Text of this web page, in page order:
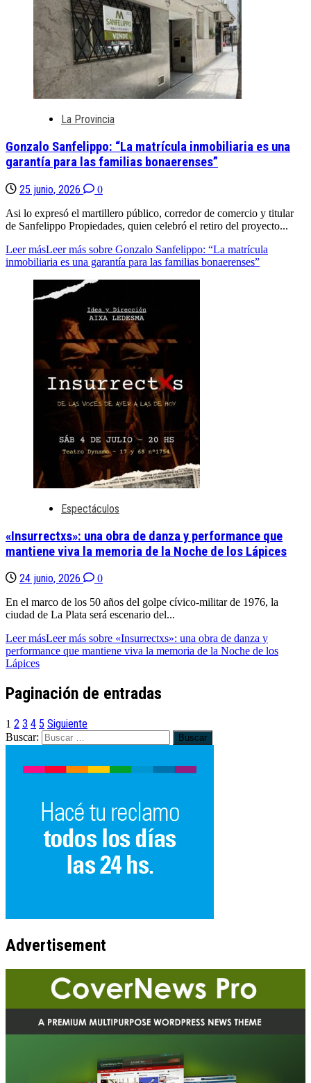
La Provincia
Gonzalo Sanfelippo: “La matrícula inmobiliaria es una
garantía para las familias bonaerenses”
25 junio, 2026
0
Asi lo expresó el martillero público, corredor de comercio y titular
de Sanfelippo Propiedades, quien celebró el retiro del proyecto...
Leer másLeer más sobre Gonzalo Sanfelippo: “La matrícula
inmobiliaria es una garantía para las familias bonaerenses”
Espectáculos
«Insurrectxs»: una obra de danza y performance que
mantiene viva la memoria de la Noche de los Lápices
24 junio, 2026
0
En el marco de los 50 años del golpe cívico-militar de 1976, la
ciudad de La Plata será escenario del...
Leer másLeer más sobre «Insurrectxs»: una obra de danza y
performance que mantiene viva la memoria de la Noche de los
Lápices
Paginación de entradas
1 2 3 4 5 Siguiente
Buscar:
Advertisement